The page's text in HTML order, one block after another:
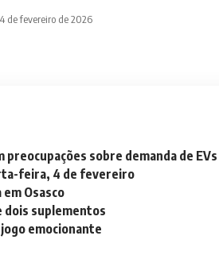
4 de fevereiro de 2026
sobre demanda de EVs
feira, 4 de fevereiro
Osasco
dois suplementos
jogo emocionante